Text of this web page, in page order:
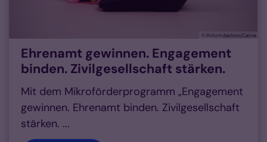
© Bistum Aachen/Canva
Ehrenamt gewinnen. Engagement
binden. Zivilgesellschaft stärken.
Mit dem Mikroförderprogramm „Engagement
gewinnen. Ehrenamt binden. Zivilgesellschaft
stärken. ...